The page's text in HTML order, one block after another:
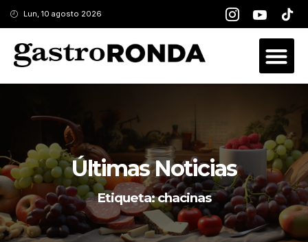
Lun, 10 agosto 2026
Últimas Noticias
Etiqueta: chacinas